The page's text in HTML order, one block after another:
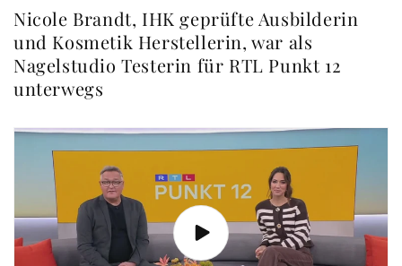
Nicole Brandt, IHK geprüfte Ausbilderin
und Kosmetik Herstellerin, war als
Nagelstudio Testerin für RTL Punkt 12
unterwegs